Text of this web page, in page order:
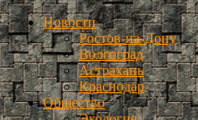
Новости
Ростов-на-Дону
Волгоград
Астрахань
Краснодар
Общество